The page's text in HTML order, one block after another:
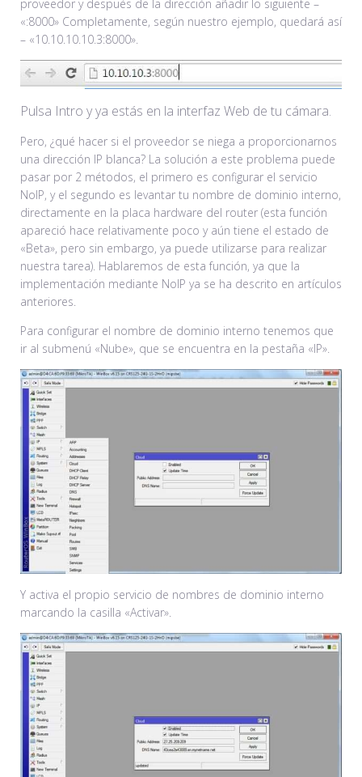
proveedor y después de la dirección añadir lo siguiente –
«:8000» Completamente, según nuestro ejemplo, quedará así
– «10.10.10.10.3:8000».
Pulsa Intro y ya estás en la interfaz Web de tu cámara.
Pero, ¿qué hacer si el proveedor se niega a proporcionarnos
una dirección IP blanca? La solución a este problema puede
pasar por 2 métodos, el primero es configurar el servicio
NoIP, y el segundo es levantar tu nombre de dominio interno,
directamente en la placa hardware del router (esta función
apareció hace relativamente poco y aún tiene el estado de
«Beta», pero sin embargo, ya puede utilizarse para realizar
nuestra tarea). Hablaremos de esta función, ya que la
implementación mediante NoIP ya se ha descrito en artículos
anteriores.
Para configurar el nombre de dominio interno tenemos que
ir al submenú «Nube», que se encuentra en la pestaña «IP».
Y activa el propio servicio de nombres de dominio interno
marcando la casilla «Activar».